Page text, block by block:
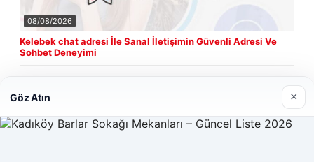
08/08/2026
Kelebek chat adresi İle Sanal İletişimin Güvenli Adresi Ve
Sohbet Deneyimi
Göz Atın ×